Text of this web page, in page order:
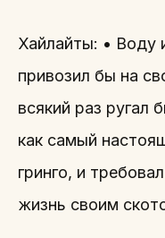
Хайлайты: • Воду
привозил бы на
всякий раз ругал
как самый
гринго, и
жизнь своим